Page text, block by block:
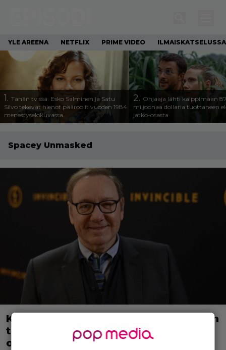
YLE AREENA NETFLIX PRIME VIDEO ILMAISKATSELUSSA
1. Tänän tv:ssä: Esko Salminen ja Satu
Silvo tekevät hienot pääroolit vuoden 1984
menestyselokuvassa
2. Ohjaaja lähti kalppimaan
miljoonaa dollaria tuottaneen
jatko-osasta
Spacey Unmasked
Kevin Spacey lataa täyslaidallisen: ”En
todellakaan aio vain hymistellä ja
ottaa hyökkäyksiä vastaan”